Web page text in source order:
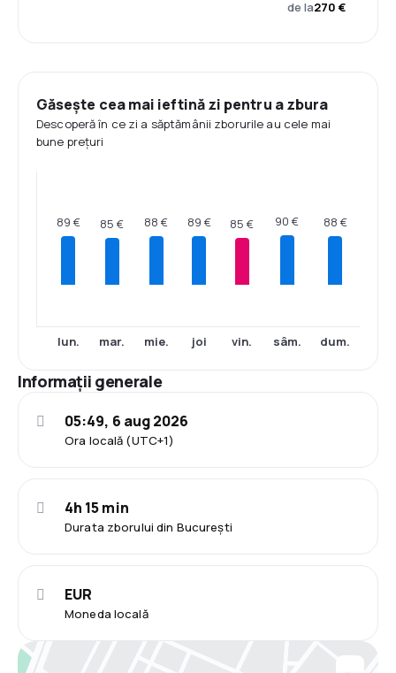
de la270 €
Găsește cea mai ieftină zi pentru a zbura
Descoperă în ce zi a săptămânii zborurile au cele mai
bune prețuri
89 €
lun.
85 €
mar.
88 €
mie.
89 €
joi
85 €
vin.
90 €
sâm.
88 €
dum.
Informații generale
Ora locală (UTC+1)
05:49, 6 aug 2026
Durata zborului din București
4h 15 min
Moneda locală
EUR